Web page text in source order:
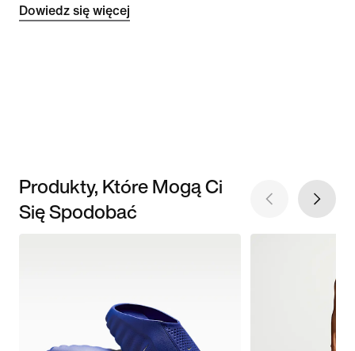
Dowiedz się więcej
Produkty, Które Mogą Ci
Się Spodobać